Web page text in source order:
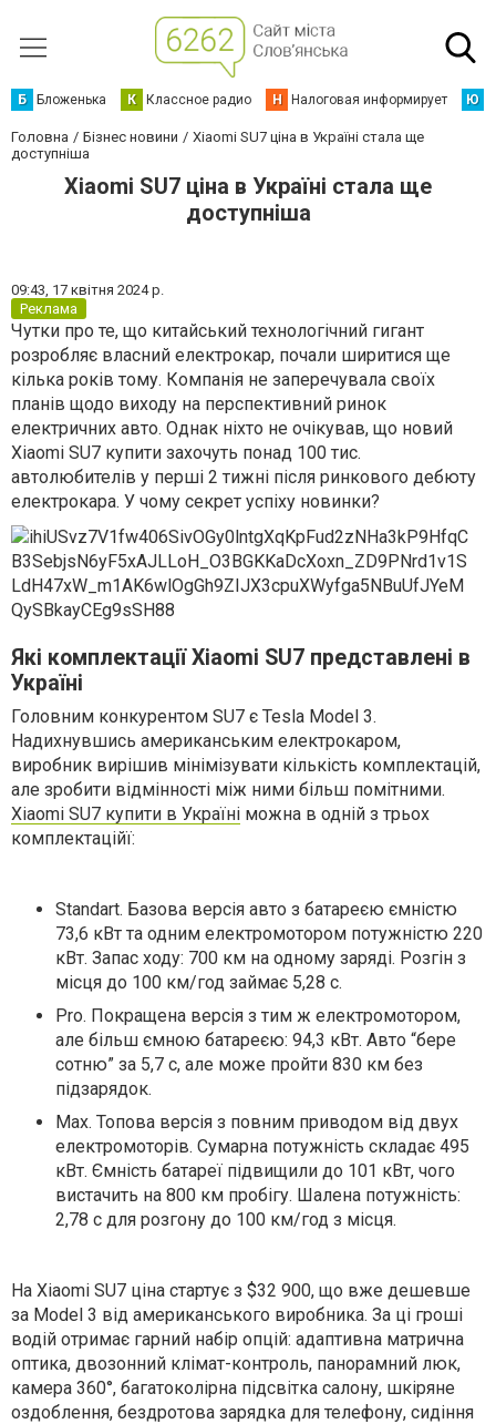
Б Бложенька К Классное радио Н Налоговая информирует Ю
Головна Бізнес новини
Xiaomi SU7 ціна в Україні стала ще
доступніша
Xiaomi SU7 ціна в Україні стала ще
доступніша
09:43, 17 квітня 2024 р.
Реклама
Чутки про те, що китайський технологічний гигант
розробляє власний електрокар, почали ширитися ще
кілька років тому. Компанія не заперечувала своїх
планів щодо виходу на перспективний ринок
електричних авто. Однак ніхто не очікував, що новий
Xiaomi SU7 купити захочуть понад 100 тис.
автолюбителів у перші 2 тижні після ринкового дебюту
електрокара. У чому секрет успіху новинки?
Які комплектації Xiaomi SU7 представлені в
Україні
Головним конкурентом SU7 є Tesla Model 3.
Надихнувшись американським електрокаром,
виробник вирішив мінімізувати кількість комплектацій,
але зробити відмінності між ними більш помітними.
Xiaomi SU7 купити в Україні можна в одній з трьох
комплектаційї:
Standart. Базова версія авто з батареєю ємністю
73,6 кВт та одним електромотором потужністю 220
кВт. Запас ходу: 700 км на одному заряді. Розгін з
місця до 100 км/год займає 5,28 с.
Pro. Покращена версія з тим ж електромотором,
але більш ємною батареєю: 94,3 кВт. Авто “бере
сотню” за 5,7 с, але може пройти 830 км без
підзарядок.
Max. Топова версія з повним приводом від двух
електромоторів. Сумарна потужність складає 495
кВт. Ємність батареї підвищили до 101 кВт, чого
вистачить на 800 км пробігу. Шалена потужність:
2,78 с для розгону до 100 км/год з місця.
На Xiaomi SU7 ціна стартує з $32 900, що вже дешевше
за Model 3 від американського виробника. За ці гроші
водій отримає гарний набір опцій: адаптивна матрична
оптика, двозонний клімат-контроль, панорамний люк,
камера 360°, багатоколірна підсвітка салону, шкіряне
оздоблення, бездротова зарядка для телефону, сидіння